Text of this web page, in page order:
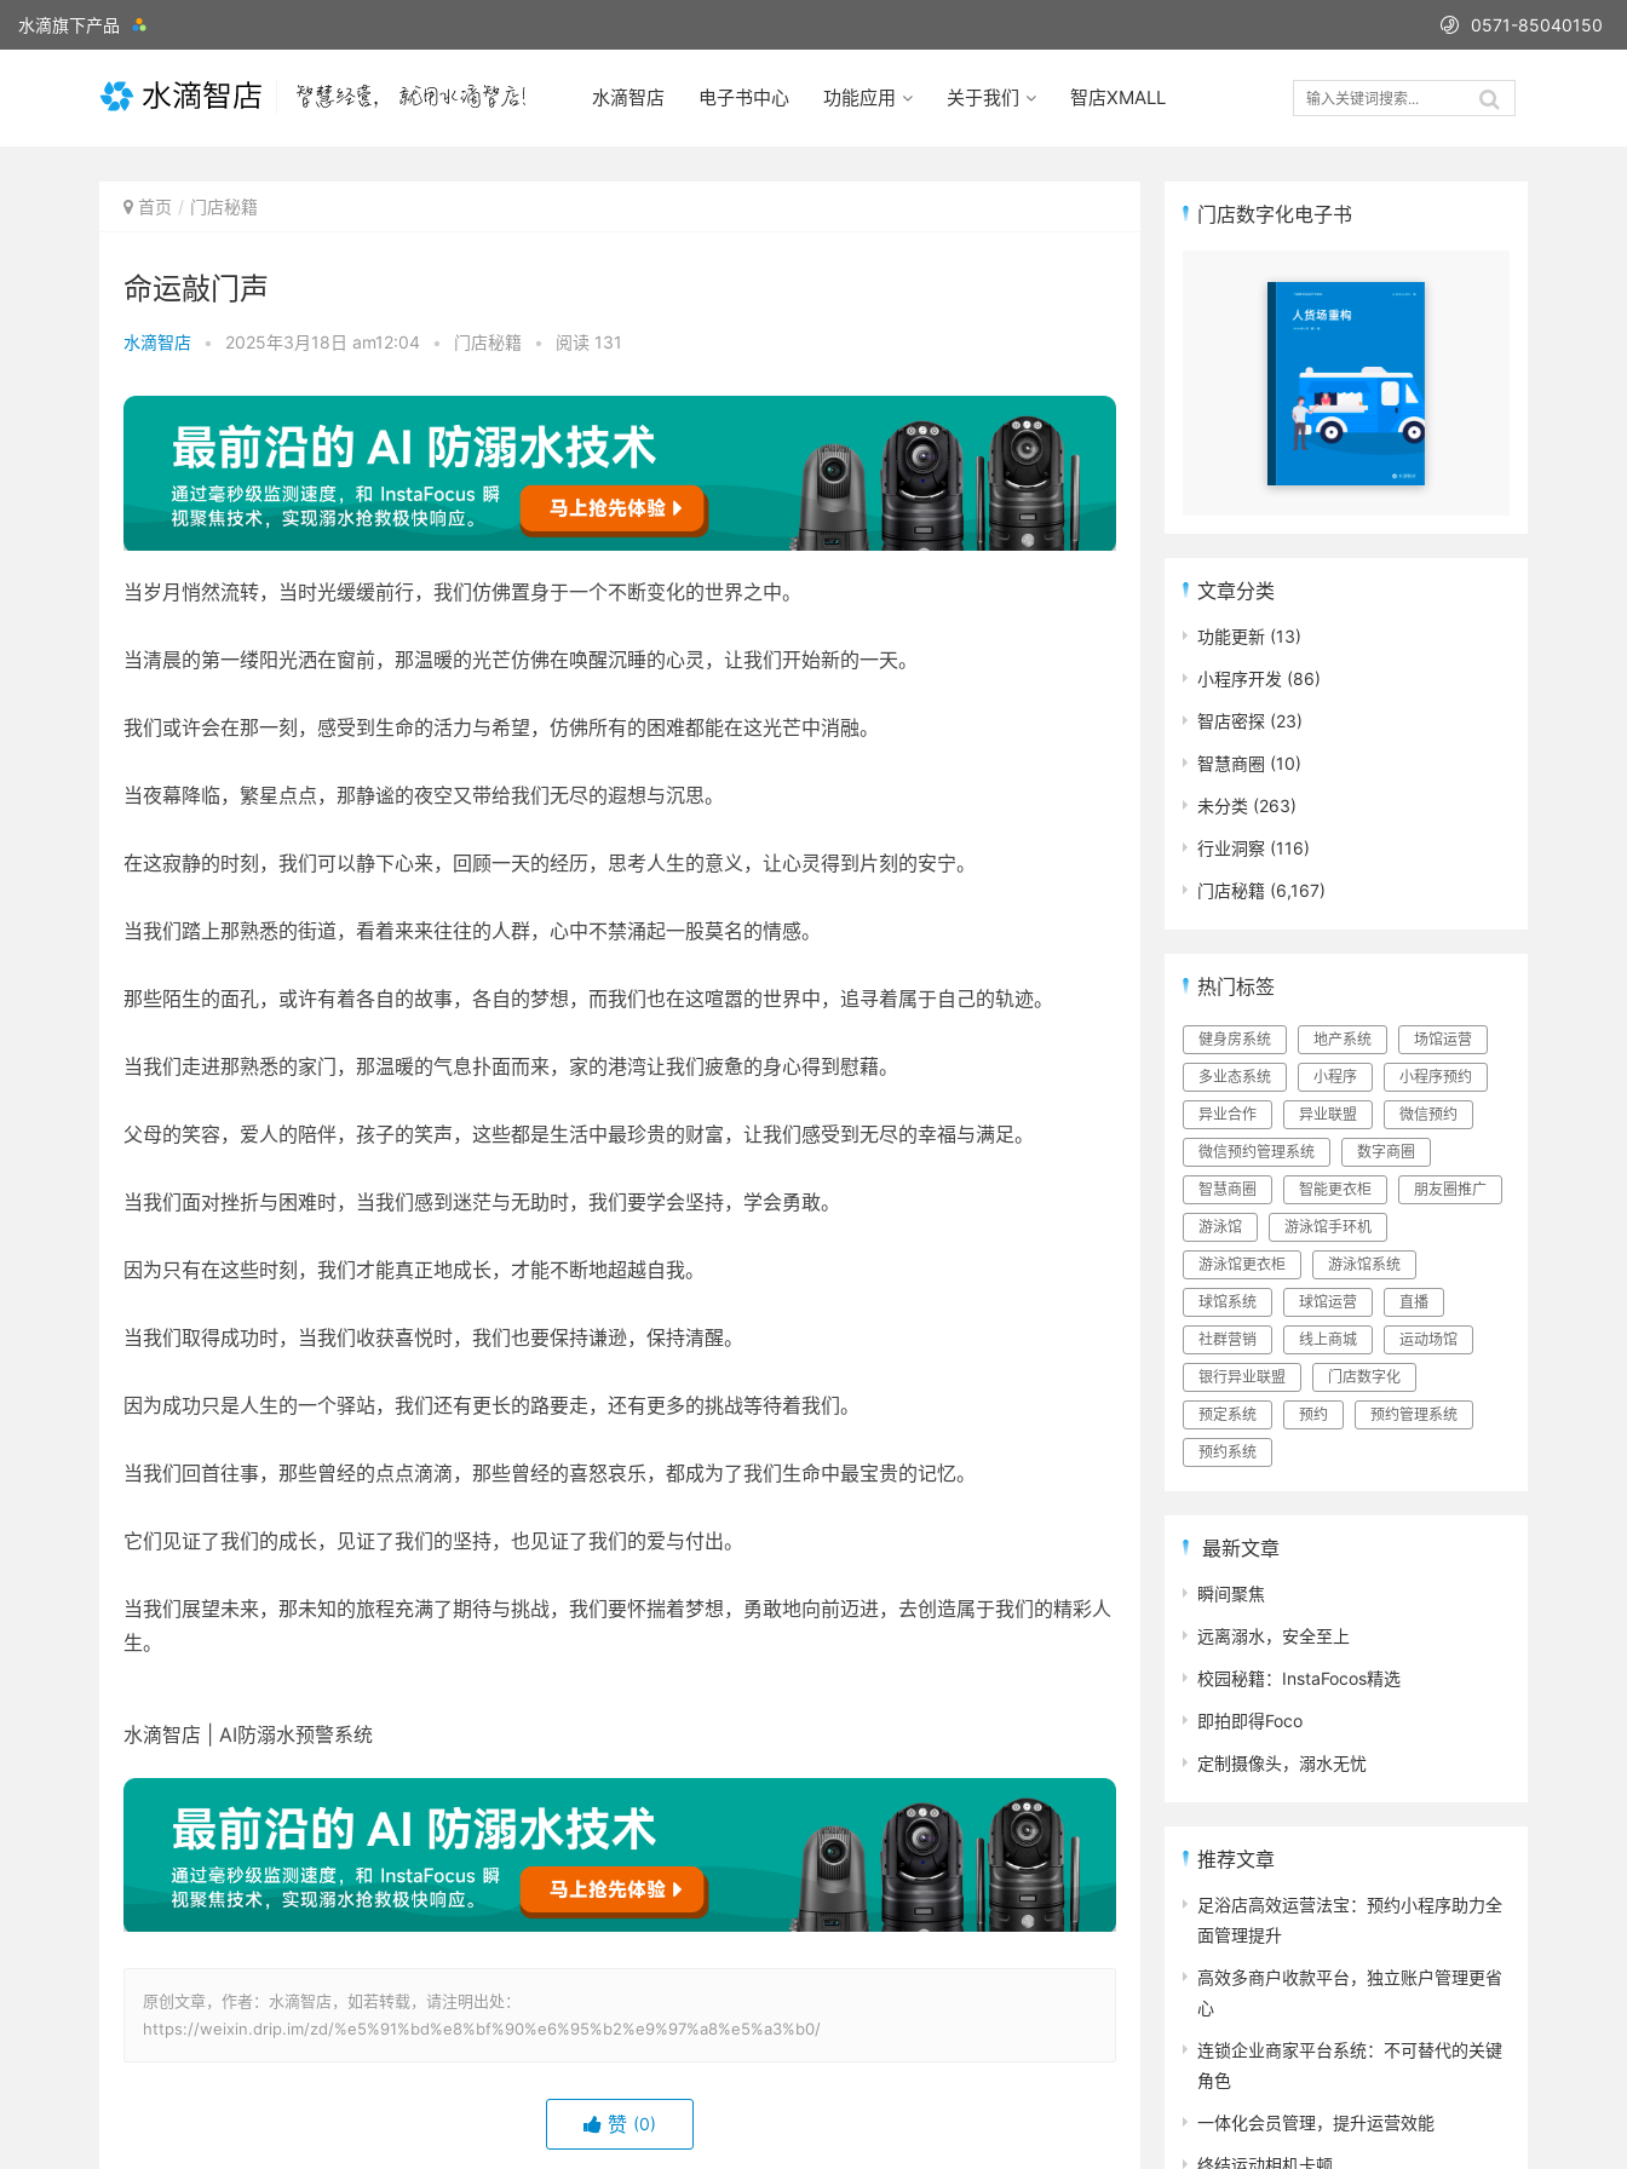
水滴旗下产品 0571-85040150
水滴智店 电子书中心 功能应用 关于我们 智店XMALL
首页 门店秘籍
命运敲门声
水滴智店 • 2025年3月18日 am12:04 • 门店秘籍 • 阅读 131
当岁月悄然流转，当时光缓缓前行，我们仿佛置身于一个不断变化的世界之中。
当清晨的第一缕阳光洒在窗前，那温暖的光芒仿佛在唤醒沉睡的心灵，让我们开始新的一天。
我们或许会在那一刻，感受到生命的活力与希望，仿佛所有的困难都能在这光芒中消融。
当夜幕降临，繁星点点，那静谧的夜空又带给我们无尽的遐想与沉思。
在这寂静的时刻，我们可以静下心来，回顾一天的经历，思考人生的意义，让心灵得到片刻的安宁。
当我们踏上那熟悉的街道，看着来来往往的人群，心中不禁涌起一股莫名的情感。
那些陌生的面孔，或许有着各自的故事，各自的梦想，而我们也在这喧嚣的世界中，追寻着属于自己的轨迹。
当我们走进那熟悉的家门，那温暖的气息扑面而来，家的港湾让我们疲惫的身心得到慰藉。
父母的笑容，爱人的陪伴，孩子的笑声，这些都是生活中最珍贵的财富，让我们感受到无尽的幸福与满足。
当我们面对挫折与困难时，当我们感到迷茫与无助时，我们要学会坚持，学会勇敢。
因为只有在这些时刻，我们才能真正地成长，才能不断地超越自我。
当我们取得成功时，当我们收获喜悦时，我们也要保持谦逊，保持清醒。
因为成功只是人生的一个驿站，我们还有更长的路要走，还有更多的挑战等待着我们。
当我们回首往事，那些曾经的点点滴滴，那些曾经的喜怒哀乐，都成为了我们生命中最宝贵的记忆。
它们见证了我们的成长，见证了我们的坚持，也见证了我们的爱与付出。
当我们展望未来，那未知的旅程充满了期待与挑战，我们要怀揣着梦想，勇敢地向前迈进，去创造属于我们的精彩人
生。
水滴智店 | AI防溺水预警系统
原创文章，作者：水滴智店，如若转载，请注明出处：
https://weixin.drip.im/zd/%e5%91%bd%e8%bf%90%e6%95%b2%e9%97%a8%e5%a3%b0/
赞 (0)
门店数字化电子书
文章分类
功能更新 (13)
小程序开发 (86)
智店密探 (23)
智慧商圈 (10)
未分类 (263)
行业洞察 (116)
门店秘籍 (6,167)
热门标签
健身房系统 地产系统 场馆运营
多业态系统 小程序 小程序预约
异业合作 异业联盟 微信预约
微信预约管理系统 数字商圈
智慧商圈 智能更衣柜 朋友圈推广
游泳馆 游泳馆手环机
游泳馆更衣柜 游泳馆系统
球馆系统 球馆运营 直播
社群营销 线上商城 运动场馆
银行异业联盟 门店数字化
预定系统 预约 预约管理系统
预约系统
最新文章
瞬间聚焦
远离溺水，安全至上
校园秘籍：InstaFocos精选
即拍即得Foco
定制摄像头，溺水无忧
推荐文章
足浴店高效运营法宝：预约小程序助力全
面管理提升
高效多商户收款平台，独立账户管理更省
心
连锁企业商家平台系统：不可替代的关键
角色
一体化会员管理，提升运营效能
终结运动相机卡顿